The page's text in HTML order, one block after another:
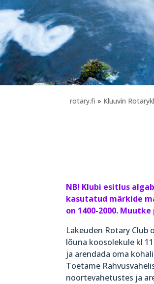
rotary.fi » Kluuvin
NB! Klubi esitlus
kasutatud märkide
on 1400-2000.
Lakeuden Rotary Club
lõuna koosolekule kl
ja arendada oma
Toetame
noortevahetustes ja